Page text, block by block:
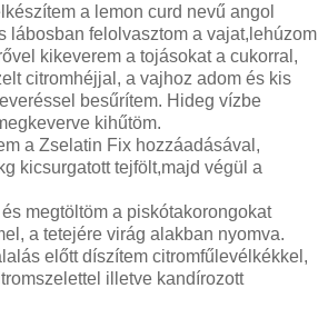
a lemon curd nevű angol
lábosban felolvasztom a vajat,lehúzom
kikeverem a tojásokat a cukorral,
citromhéjjal, a vajhoz adom és kis
besűrítem. Hideg vízbe
kihűtöm.
a Zselatin Fix hozzáadásával,
kicsurgatott tejfölt,majd végül a
megtöltöm a piskótakorongokat
a tetejére virág alakban nyomva.
előtt díszítem citromfűlevélkékkel,
illetve kandírozott